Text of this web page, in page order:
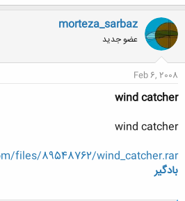
morteza_sarbaz
عضو جدید
Feb 6, 2008
wind catcher
wind catcher
files/89548762/wind_catcher.rar
بادگیر